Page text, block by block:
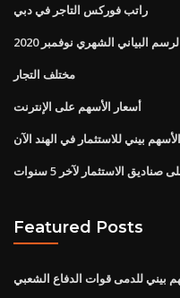
راتب فوركس التاجر في دبي
البياني الشهري نوفمبر 2020
مختلف التجار
أسعار الأسهم على الإنترنت
بيني للاستثمار في الهند الآن
الاستثمار لآخر 5 سنوات
Featured Posts
بيني للدمى قوات الدفاع الشعبي